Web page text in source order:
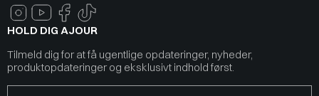
HOLD DIG AJOUR
Tilmeld dig for at få ugentlige opdateringer, nyheder,
produktopdateringer og eksklusivt indhold først.